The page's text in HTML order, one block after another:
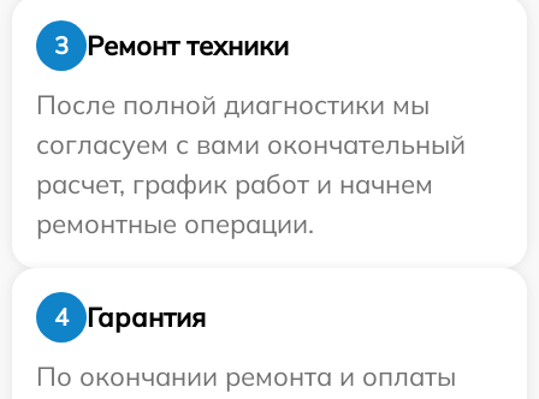
3
Ремонт техники
После полной диагностики мы
согласуем с вами окончательный
расчет, график работ и начнем
ремонтные операции.
4
Гарантия
По окончании ремонта и оплаты